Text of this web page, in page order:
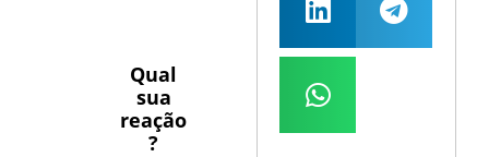
Qual
sua
reação
?